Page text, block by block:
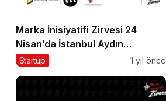
Marka İnisiyatifi Zirvesi 24
Nisan’da İstanbul Aydın
Üniversitesi’nde!
Startup 1 yıl önce